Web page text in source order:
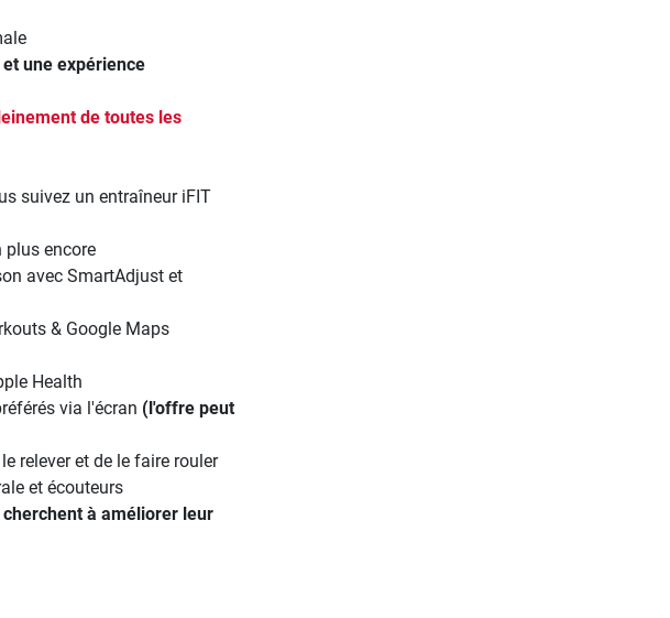
une expérience
de toutes les
suivez un entraîneur iFIT
plus encore
avec SmartAdjust et
& Google Maps
Health
via l'écran (l'offre peut
relever et de le faire rouler
et écouteurs
à améliorer leur